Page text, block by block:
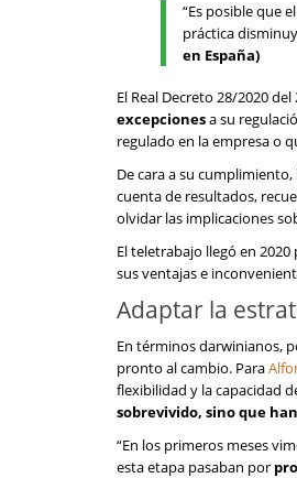
“Es posible que
práctica
en España)
El Real Decreto 28/2020
excepcionesa su
regulado en la empresa o
De cara a su
cuenta de resultados,
olvidar las implicaciones
El teletrabajo llegó en
sus ventajas e
Adaptar la
En términos darwinianos,
pronto al cambio. Para
flexibilidad y la capacidad
sobrevivido, sino que
“En los primeros meses
esta etapa pasaban por